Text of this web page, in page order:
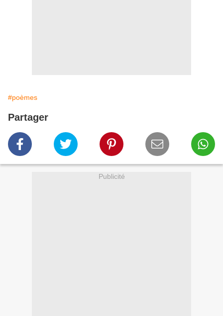
#poèmes
Partager
Publicité